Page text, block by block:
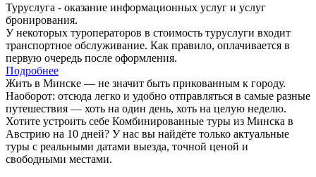
Туруслуга - оказание информационных услуг и услуг
бронирования.
У некоторых туроператоров в стоимость туруслуги входит
транспортное обслуживание. Как правило, оплачивается в
первую очередь после оформления.
Подробнее
Жить в Минске — не значит быть прикованным к городу.
Наоборот: отсюда легко и удобно отправляться в самые разные
путешествия — хоть на один день, хоть на целую неделю.
Хотите устроить себе Комбинированные туры из Минска в
Австрию на 10 дней? У нас вы найдёте только актуальные
туры с реальными датами выезда, точной ценой и
свободными местами.